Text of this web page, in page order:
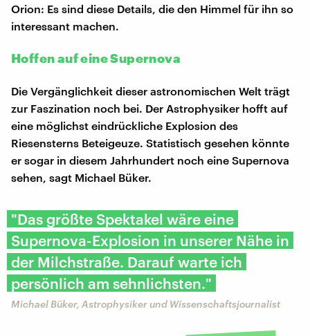
Orion: Es sind diese Details, die den Himmel für ihn so
interessant machen.
Hoffen auf eine Supernova
Die Vergänglichkeit dieser astronomischen Welt trägt
zur Faszination noch bei. Der Astrophysiker hofft auf
eine möglichst eindrückliche Explosion des
Riesensterns Beteigeuze. Statistisch gesehen könnte
er sogar in diesem Jahrhundert noch eine Supernova
sehen, sagt Michael Büker.
"Das größte Spektakel wäre eine
Supernova-Explosion in unserer Nähe in
der Milchstraße. Darauf warte ich
persönlich am sehnlichsten."
Michael Büker, Astrophysiker und Wissenschaftsjournalist